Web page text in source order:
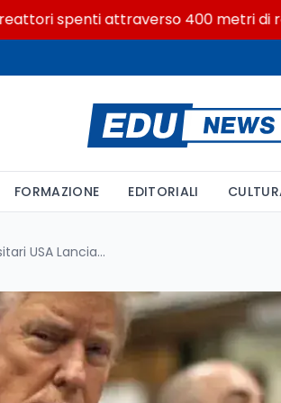
spenti attraverso 400 metri di roccia
FORMAZIONE EDITORIALI
Tre Quarti dei Leader Universitari USA Lanciano l’Allarme: Profonda Preoccupazione per l’Impatto dell’Amministrazione Trump sull’Istruzione Superiore